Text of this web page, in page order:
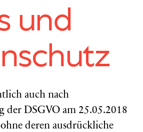
und
auch nach
der DSGVO am 25.05.2018
deren ausdrückliche